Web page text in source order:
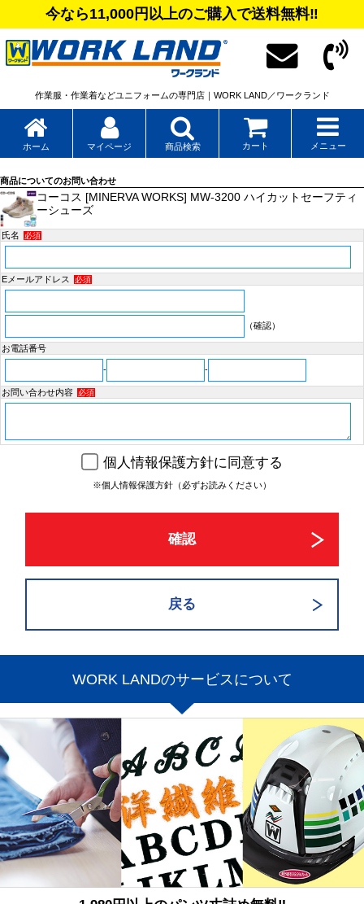
今なら11,000円以上のご購入で送料無料‼
作業服・作業着などユニフォームの専門店｜WORK LAND／ワークランド
ホーム マイページ 商品検索 カート メニュー
商品についてのお問い合わせ
コーコス [MINERVA WORKS] MW-3200 ハイカットセーフティ
ーシューズ
氏名 必須
Eメールアドレス 必須
（確認）
お電話番号
- -
お問い合わせ内容 必須
個人情報保護方針に同意する
※個人情報保護方針（必ずお読みください）
WORK LANDのサービスについて